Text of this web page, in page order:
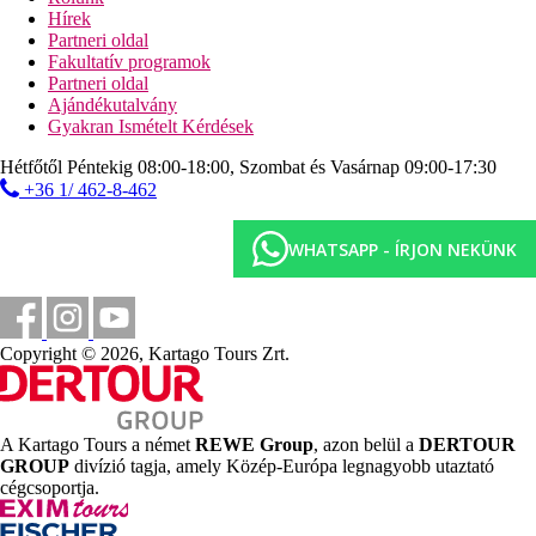
és légkondicionálóval, telefonnal, széffel, nemzetközi
csatornákkal ellátott TV-vel, minibárral (felár ellenében),
ingyenes WI-FI-vel és nagy terasszal.
EGYEDI SZOBA
Élvezze a pihenést ebben a modern szobában, melyben egy 135
fűtés/légkondicionálás, széf, 81 cm-es nemzetközi csatornákkal
ellátott TV, minibár (kérésre feltöltve), WI-FI és terasz található.
58 km
Távolság a legközelebbi repülőtértől
500 m
Távolság a tengerparttól
Étterem
3 km
Golfpálya
Hírek
Partneri oldal
Fakultatív programok
Partneri oldal
Ajándékutalvány
Gyakran Ismételt Kérdések
Hétfőtől Péntekig 08:00-18:00, Szombat és Vasárnap 09:00-17:30
+36 1/ 462-8-462
WHATSAPP - ÍRJON NEKÜNK
Copyright © 2026, Kartago Tours Zrt.
A Kartago Tours a német REWE Group, azon belül a DERTOUR
GROUP divízió tagja, amely Közép-Európa legnagyobb utaztató
cégcsoportja.